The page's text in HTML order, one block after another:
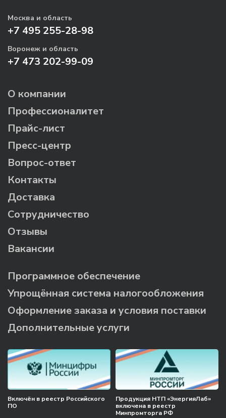
Москва и область
+7 495 255-28-98
Воронеж и область
+7 473 202-99-09
О компании
Профессионалитет
Прайс-лист
Пресс-центр
Вопрос-ответ
Контакты
Доставка
Сотрудничество
Отзывы
Вакансии
Программное обеспечение
Упрощённая система налогообложения
Оформление заказа и условия поставки
Дополнительные услуги
Включён в реестр Российского
ПО
Продукция НТП «ЭнергияЛаб»
включена в реестр
Минпромторга РФ